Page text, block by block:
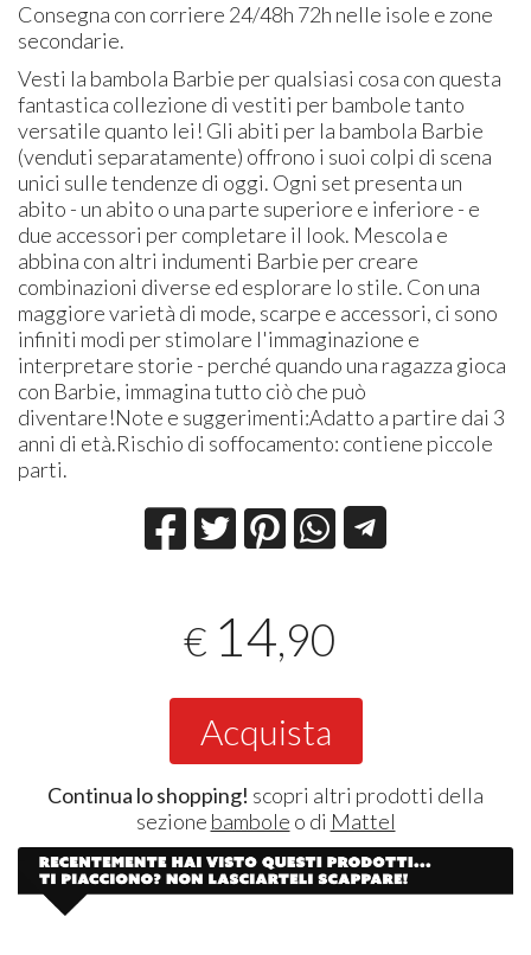
Consegna con corriere 24/48h 72h nelle isole e zone
secondarie.
Vesti la bambola Barbie per qualsiasi cosa con questa
fantastica collezione di vestiti per bambole tanto
versatile quanto lei! Gli abiti per la bambola Barbie
(venduti separatamente) offrono i suoi colpi di scena
unici sulle tendenze di oggi. Ogni set presenta un
abito - un abito o una parte superiore e inferiore - e
due accessori per completare il look. Mescola e
abbina con altri indumenti Barbie per creare
combinazioni diverse ed esplorare lo stile. Con una
maggiore varietà di mode, scarpe e accessori, ci sono
infiniti modi per stimolare l'immaginazione e
interpretare storie - perché quando una ragazza gioca
con Barbie, immagina tutto ciò che può
diventare!Note e suggerimenti:Adatto a partire dai 3
anni di età.Rischio di soffocamento: contiene piccole
parti.
€ 14,90
Acquista
Continua lo shopping! scopri altri prodotti della
sezione bambole o di Mattel